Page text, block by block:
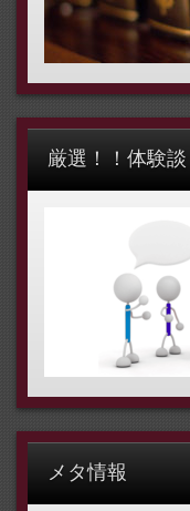
厳選！！体験談
メタ情報